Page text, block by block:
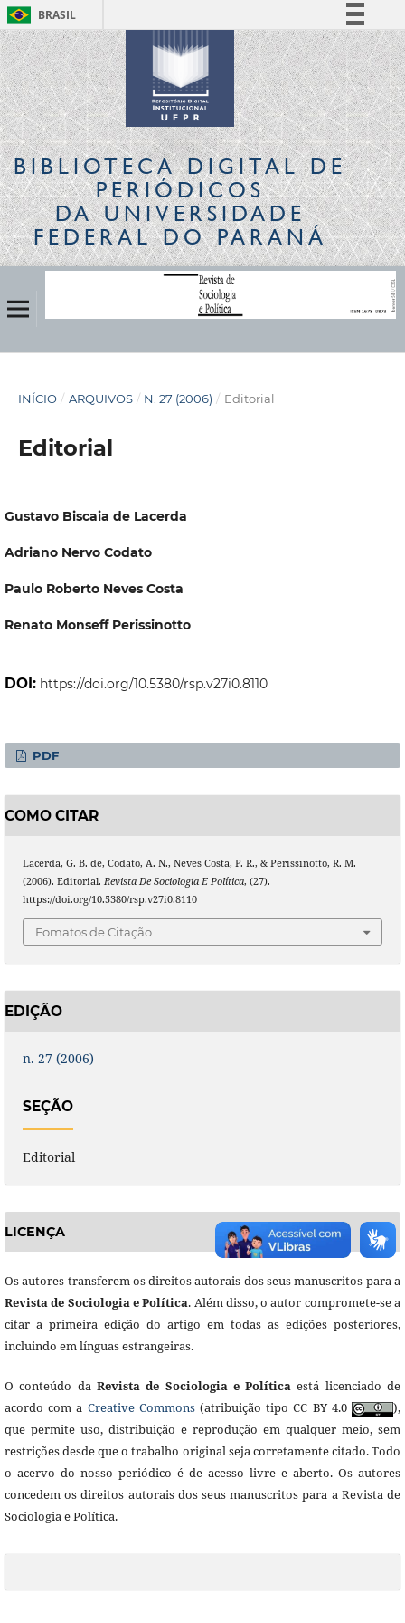
BRASIL
Simplifique!
Comunica BR
Participe
Acesso à informação
Legislação
Canais
BIBLIOTECA DIGITALDE
PERIÓDICOS
DA UNIVERSIDADE
FEDERAL DO PARANÁ
INÍCIO / ARQUIVOS / N. 27 (2006) / Editorial
Editorial
Gustavo Biscaia de Lacerda
Adriano Nervo Codato
Paulo Roberto Neves Costa
Renato Monseff Perissinotto
DOI: https://doi.org/10.5380/rsp.v27i0.8110
PDF
COMO CITAR
Lacerda, G. B. de, Codato, A. N., Neves Costa, P. R., & Perissinotto, R. M.
(2006). Editorial. Revista De Sociologia E Política, (27).
https://doi.org/10.5380/rsp.v27i0.8110
Fomatos de Citação
EDIÇÃO
n. 27 (2006)
SEÇÃO
Editorial
LICENÇA
Os autores transferem os direitos autorais dos seus manuscritos para a
Revista de Sociologia e Política. Além disso, o autor compromete-se a
citar a primeira edição do artigo em todas as edições posteriores,
incluindo em línguas estrangeiras.
O conteúdo da Revista de Sociologia e Política está licenciado de
acordo com a Creative Commons(atribuição tipo CC BY 4.0
),
que permite uso, distribuição e reprodução em qualquer meio, sem
restrições desde que o trabalho original seja corretamente citado. Todo
o acervo do nosso periódico é de acesso livre e aberto. Os autores
concedem os direitos autorais dos seus manuscritos para a Revista de
Sociologia e Política.